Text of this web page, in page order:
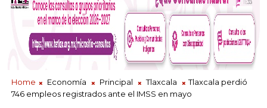
Home Economía Principal Tlaxcala
Tlaxcala perdió
746 empleos registrados ante el IMSS en mayo